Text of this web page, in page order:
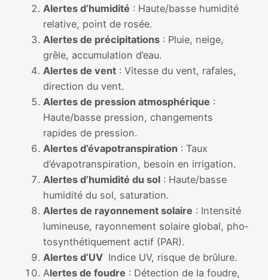
Alertes d’humidité : Haute/basse humi­di­té
rela­tive, point de rosée.
Alertes de pré­ci­pi­ta­tions : Pluie, neige,
grêle, accu­mu­la­tion d’eau.
Alertes de vent : Vitesse du vent, rafales,
direc­tion du vent.
Alertes de pres­sion atmo­sphé­rique :
Haute/basse pres­sion, chan­ge­ments
rapides de pres­sion.
Alertes d’évapotranspiration : Taux
d’évapotranspiration, besoin en irri­ga­tion.
Alertes d’humidité du sol : Haute/basse
humi­di­té du sol, satu­ra­tion.
Alertes de rayon­ne­ment solaire : Intensité
lumi­neuse, rayon­ne­ment solaire glo­bal, pho­
to­syn­thé­ti­que­ment actif (PAR).
Alertes d’UV Indice UV, risque de brû­lure.
Alertes de foudre : Détection de la foudre,